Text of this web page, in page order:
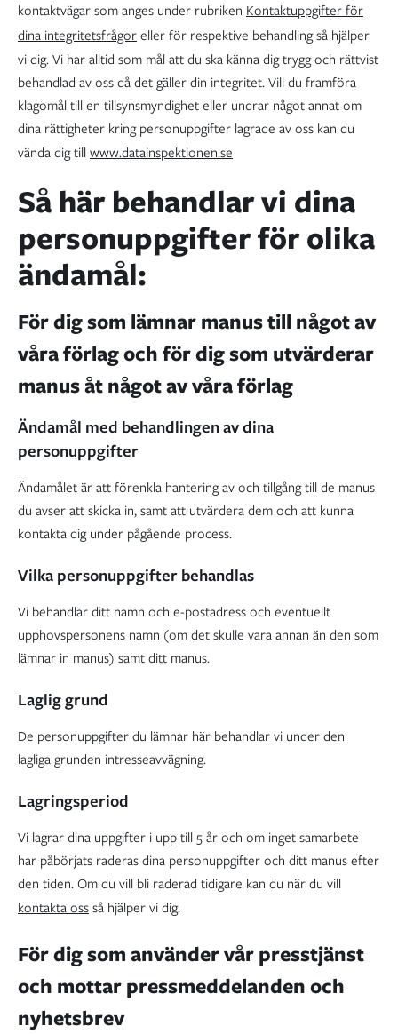
kontaktvägar som anges under rubriken Kontaktuppgifter för
dina integritetsfrågoreller för respektive behandling så hjälper
vi dig. Vi har alltid som mål att du ska känna dig trygg och rättvist
behandlad av oss då det gäller din integritet. Vill du framföra
klagomål till en tillsynsmyndighet eller undrar något annat om
dina rättigheter kring personuppgifter lagrade av oss kan du
vända dig tillwww.datainspektionen.se
Så här behandlar vi dina
personuppgifter för olika
ändamål:
För dig som lämnar manus till något av
våra förlag och för dig som utvärderar
manus åt något av våra förlag
Ändamål med behandlingen av dina
personuppgifter
Ändamålet är att förenkla hantering av och tillgång till de manus
du avser att skicka in, samt att utvärdera dem och att kunna
kontakta dig under pågående process.
Vilka personuppgifter behandlas
Vi behandlar ditt namn och e-postadress och eventuellt
upphovspersonens namn (om det skulle vara annan än den som
lämnar in manus) samt ditt manus.
Laglig grund
De personuppgifter du lämnar här behandlar vi under den
lagliga grunden intresseavvägning.
Lagringsperiod
Vi lagrar dina uppgifter i upp till 5 år och om inget samarbete
har påbörjats raderas dina personuppgifter och ditt manus efter
den tiden. Om du vill bli raderad tidigare kan du när du vill
kontakta ossså hjälper vi dig.
För dig som använder vår presstjänst
och mottar pressmeddelanden och
nyhetsbrev